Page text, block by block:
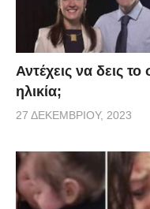
Αντέχεις να δεις
ηλικία;
27 ΔΕΚΕΜΒΡΊΟΥ, 2023